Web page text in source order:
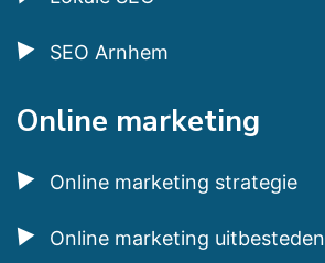
SEO Arnhem
Online marketing
Online marketing strategie
Online marketing uitbesteden